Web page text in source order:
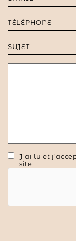
Téléphone
RGPDJ’ai lu et
site.
hCaptcha